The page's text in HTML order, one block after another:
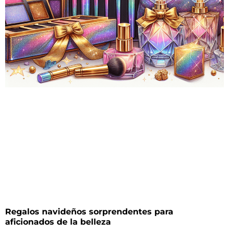
Regalos navideños sorprendentes para
aficionados de la belleza